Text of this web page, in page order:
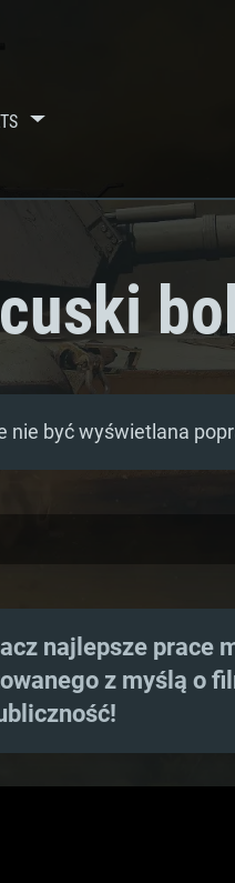
nie być wyświetlana
najlepsze prace
z myślą o